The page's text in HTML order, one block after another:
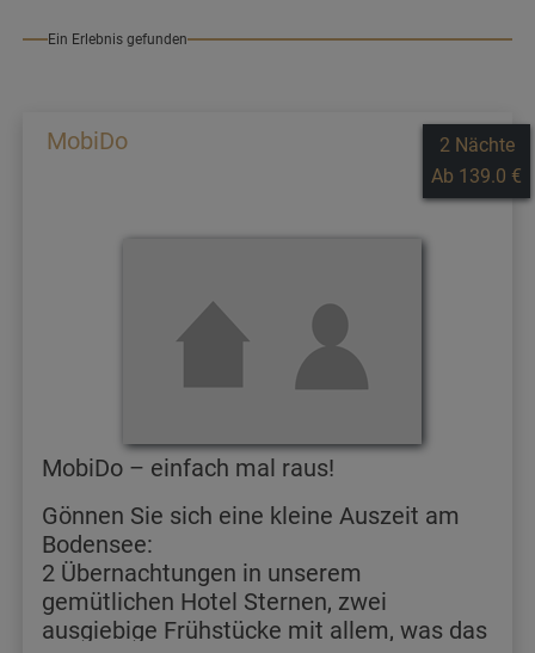
Ein Erlebnis gefunden
MobiDo
2 Nächte
Ab 139.0 €
MobiDo – einfach mal raus!
Gönnen Sie sich eine kleine Auszeit am
Bodensee:
2 Übernachtungen in unserem
gemütlichen Hotel Sternen, zwei
ausgiebige Frühstücke mit allem, was das